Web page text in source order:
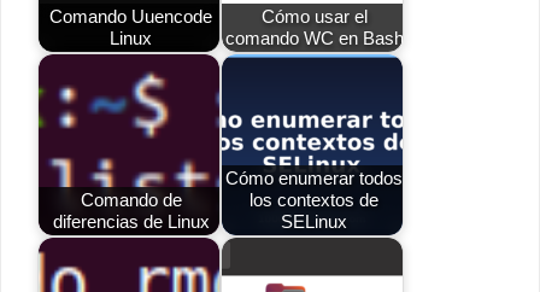
Comando Uuencode
Linux
Cómo usar el
comando WC en Bash
Comando de
diferencias de Linux
Cómo enumerar todos
los contextos de
SELinux